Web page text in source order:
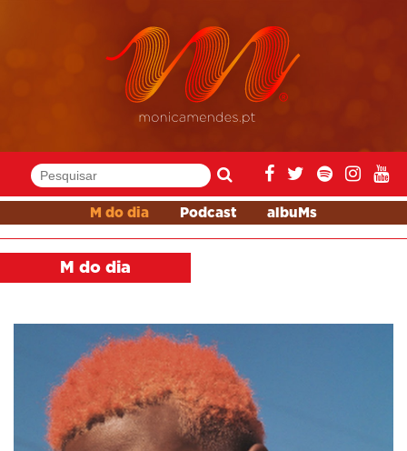
M do dia Podcast albuMs
M do dia